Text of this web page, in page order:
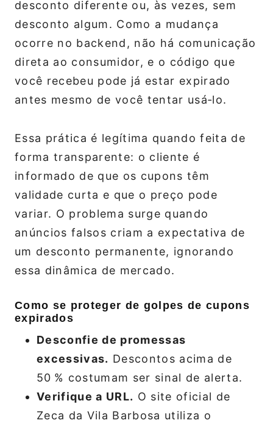
desconto diferente ou, às vezes, sem
desconto algum. Como a mudança
ocorre no backend, não há comunicação
direta ao consumidor, e o código que
você recebeu pode já estar expirado
antes mesmo de você tentar usá‑lo.
Essa prática é legítima quando feita de
forma transparente: o cliente é
informado de que os cupons têm
validade curta e que o preço pode
variar. O problema surge quando
anúncios falsos criam a expectativa de
um desconto permanente, ignorando
essa dinâmica de mercado.
Como se proteger de golpes de cupons
expirados
Desconfie de promessas
excessivas. Descontos acima de
50 % costumam ser sinal de alerta.
Verifique a URL. O site oficial de
Zeca da Vila Barbosa utiliza o